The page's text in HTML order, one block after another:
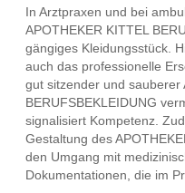
In Arztpraxen und bei
APOTHEKER KITTEL
gängiges Kleidungsstück.
auch das professionelle
gut sitzender und sauberer
BERUFSBEKLEIDUNG
signalisiert Kompetenz.
Gestaltung des
den Umgang mit
Dokumentationen, die im